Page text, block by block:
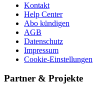
Kontakt
Help Center
Abo kündigen
AGB
Datenschutz
Impressum
Cookie-Einstellungen
Partner & Projekte